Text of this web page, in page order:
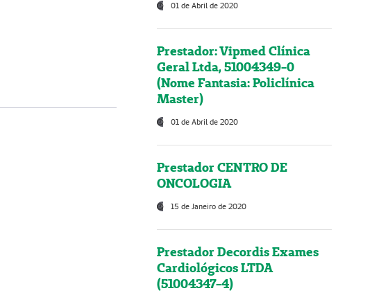
01 de Abril de 2020
Prestador: Vipmed Clínica
Geral Ltda, 51004349-0
(Nome Fantasia: Policlínica
Master)
01 de Abril de 2020
Prestador CENTRO DE
ONCOLOGIA
15 de Janeiro de 2020
Prestador Decordis Exames
Cardiológicos LTDA
(51004347-4)